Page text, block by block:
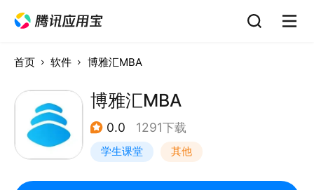
首页 软件 博雅汇MBA
博雅汇MBA
0.0 1291下载
学生课堂 其他